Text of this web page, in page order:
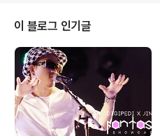
SG 푸드마켓을 열기 위해 약 2년 이상의
다고 한다. 입구에서부터 보이는 깔끔하고
이는 매장 이미지는 한 눈에 봐도 여러가
데, 신세계 브랜드전략팀의 이보영 상무의
가 다른 모습을 항상 보여주는 것 같아서
에는 패션 상품과 코스..
이 블로그 인기글